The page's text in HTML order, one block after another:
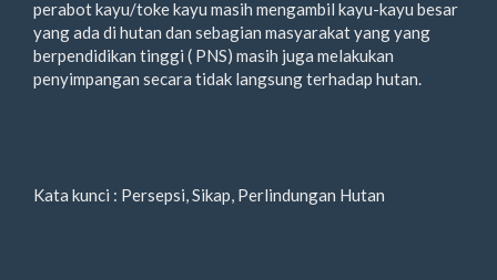
perabot kayu/toke kayu masih mengambil kayu-kayu besar
yang ada di hutan dan sebagian masyarakat yang yang
berpendidikan tinggi ( PNS) masih juga melakukan
penyimpangan secara tidak langsung terhadap hutan.
Kata kunci : Persepsi, Sikap, Perlindungan Hutan